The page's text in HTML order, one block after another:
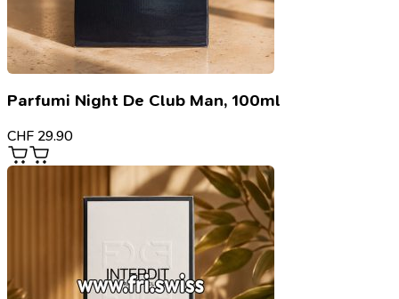
Parfumi Night De Club Man, 100ml
CHF 29.90